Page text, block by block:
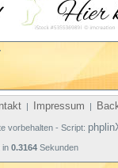
| Impressum |
vorbehalten - Script:
in 0.3164 Sekunden